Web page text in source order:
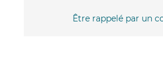
Être rappelé par un